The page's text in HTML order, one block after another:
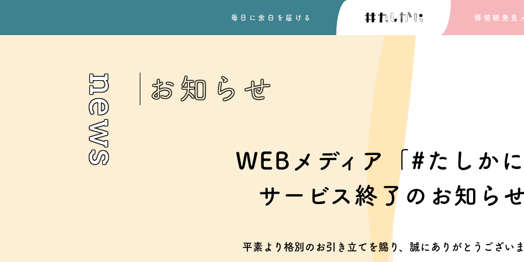
毎日に余白を 届ける 価値観発見
news お知らせ
WEBメディア「#たしかに
サービス終了のお知ら
平素より格別のお引き立てを賜り、 誠にありがとうございま